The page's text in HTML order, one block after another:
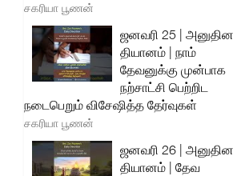
சகரியா பூணன்
ஜனவரி 25 | அனுதின
தியானம் | நாம்
தேவனுக்கு முன்பாக
நற்சாட்சி பெற்றிட
நடைபெறும் விசேஷித்த தேர்வுகள்
சகரியா பூணன்
ஜனவரி 26 | அனுதின
தியானம் | தேவ